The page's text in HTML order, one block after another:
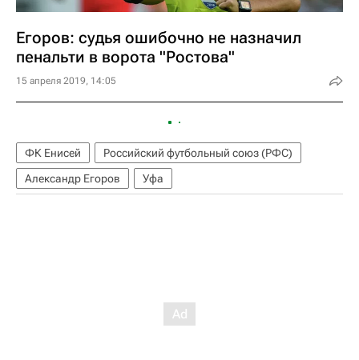
Егоров: судья ошибочно не назначил
пенальти в ворота "Ростова"
15 апреля 2019, 14:05
ФК Енисей
Российский футбольный союз (РФС)
Александр Егоров
Уфа